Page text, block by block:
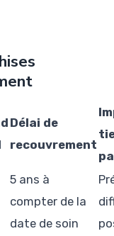
Délai de
recouvrement
5 ans à
compter de la
date de soin